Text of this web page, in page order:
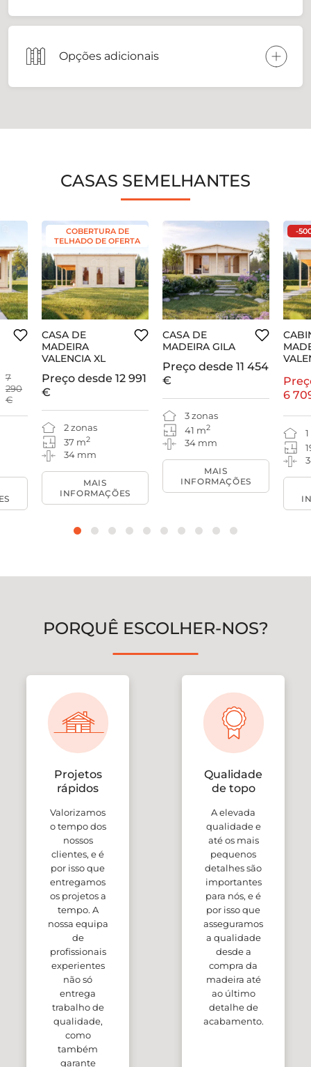
Opções adicionais
CASAS SEMELHANTES
7
290
€
COBERTURA DE
TELHADO DE OFERTA
CASA DE
MADEIRA
VALENCIA XL
2 zonas
37 m2
34 mm
Preço desde 12 991
€
MAIS
INFORMAÇÕES
CASA DE
MADEIRA GILA
3 zonas
41 m2
34 mm
Preço desde 11 454
€
MAIS
INFORMAÇÕES
-
6
PORQUÊ ESCOLHER-NOS?
Projetos
rápidos
Valorizamos
o tempo dos
nossos
clientes, e é
por isso que
entregamos
os projetos a
tempo. A
nossa equipa
de
profissionais
experientes
não só
entrega
trabalho de
qualidade,
como
também
garante
Qualidade
de topo
A elevada
qualidade e
até os mais
pequenos
detalhes são
importantes
para nós, e é
por isso que
asseguramos
a qualidade
desde a
compra da
madeira até
ao último
detalhe de
acabamento.